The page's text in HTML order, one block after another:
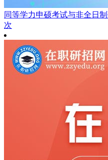
同等学力申硕考试与非全日
次